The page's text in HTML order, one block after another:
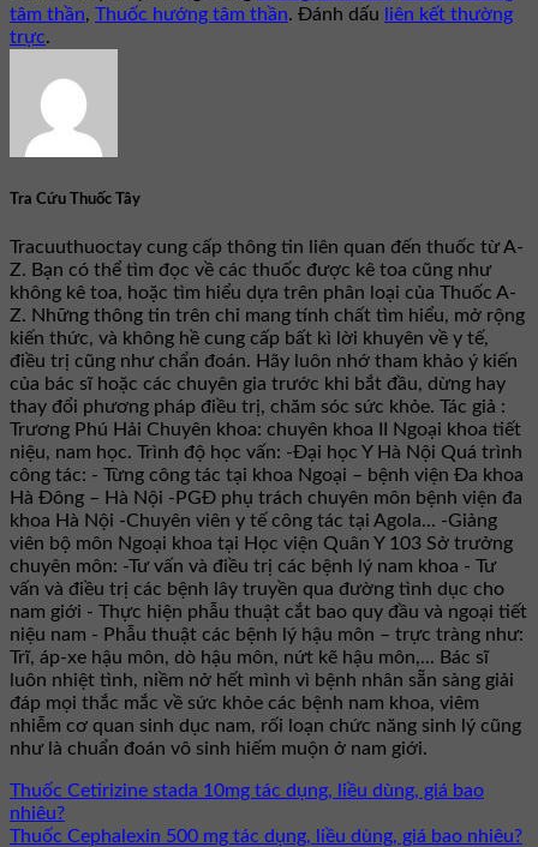
tâm thần, Thuốc hướng tâm thần. Đánh dấu liên kết thường
trực.
Tra Cứu Thuốc Tây
Tracuuthuoctay cung cấp thông tin liên quan đến thuốc từ A-
Z. Bạn có thể tìm đọc về các thuốc được kê toa cũng như
không kê toa, hoặc tìm hiểu dựa trên phân loại của Thuốc A-
Z. Những thông tin trên chỉ mang tính chất tìm hiểu, mở rộng
kiến thức, và không hề cung cấp bất kì lời khuyên về y tế,
điều trị cũng như chẩn đoán. Hãy luôn nhớ tham khảo ý kiến
của bác sĩ hoặc các chuyên gia trước khi bắt đầu, dừng hay
thay đổi phương pháp điều trị, chăm sóc sức khỏe. Tác giả :
Trương Phú Hải Chuyên khoa: chuyên khoa II Ngoại khoa tiết
niệu, nam học. Trình độ học vấn: -Đại học Y Hà Nội Quá trình
công tác: - Từng công tác tại khoa Ngoại – bệnh viện Đa khoa
Hà Đông – Hà Nội -PGĐ phụ trách chuyên môn bệnh viện đa
khoa Hà Nội -Chuyên viên y tế công tác tại Agola... -Giảng
viên bộ môn Ngoại khoa tại Học viện Quân Y 103 Sở trưởng
chuyên môn: -Tư vấn và điều trị các bệnh lý nam khoa - Tư
vấn và điều trị các bệnh lây truyền qua đường tình dục cho
nam giới - Thực hiện phẫu thuật cắt bao quy đầu và ngoại tiết
niệu nam - Phẫu thuật các bệnh lý hậu môn – trực tràng như:
Trĩ, áp-xe hậu môn, dò hậu môn, nứt kẽ hậu môn,... Bác sĩ
luôn nhiệt tình, niềm nở hết mình vì bệnh nhân sẵn sàng giải
đáp mọi thắc mắc về sức khỏe các bệnh nam khoa, viêm
nhiễm cơ quan sinh dục nam, rối loạn chức năng sinh lý cũng
như là chuẩn đoán vô sinh hiếm muộn ở nam giới.
Thuốc Cetirizine stada 10mg tác dụng, liều dùng, giá bao
nhiêu?
Thuốc Cephalexin 500 mg tác dụng, liều dùng, giá bao nhiêu?